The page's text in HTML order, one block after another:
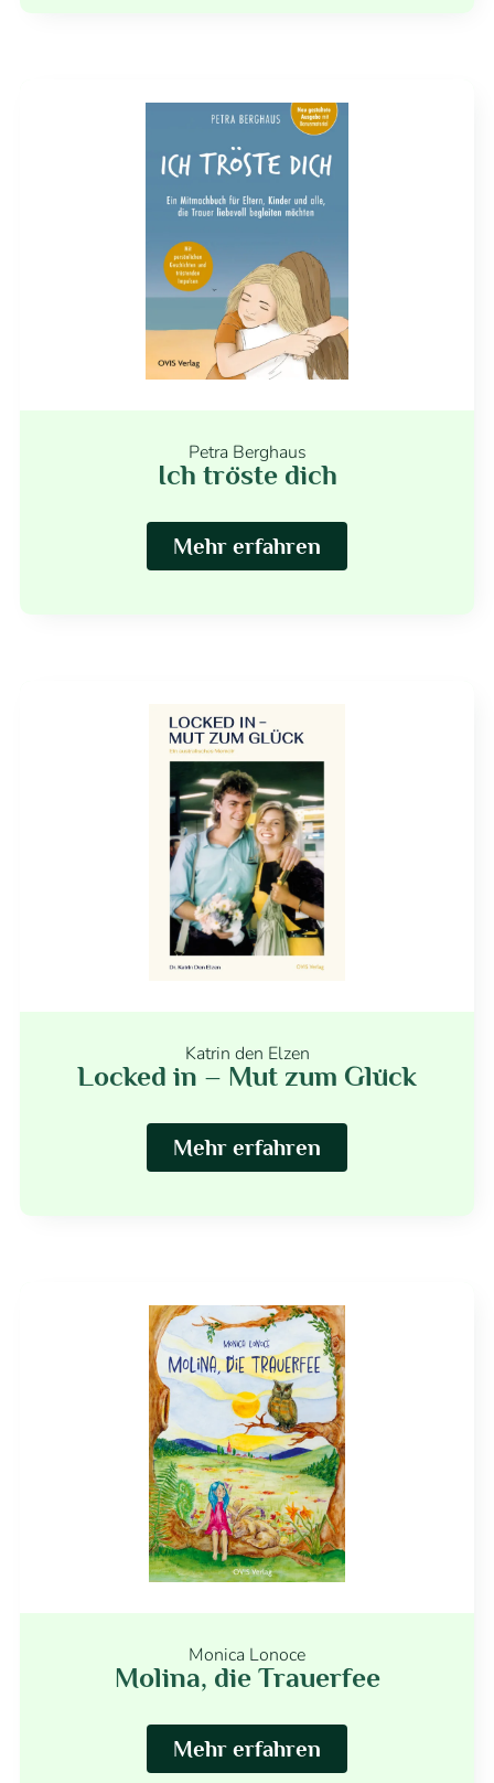
Petra Berghaus
Ich tröste dich
Mehr erfahren
Katrin den Elzen
Locked in – Mut zum Glück
Mehr erfahren
Monica Lonoce
Molina, die Trauerfee
Mehr erfahren